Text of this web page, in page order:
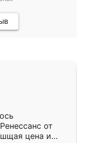
от
цена и